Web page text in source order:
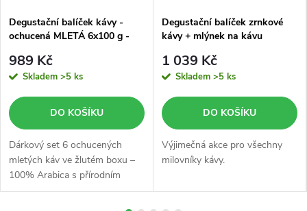
d
i
n
Degustační balíček kávy -
ochucená MLETÁ 6x100 g -
989 Kč
Skladem >5 ks
DO KOŠÍKU
Dárkový set 6 ochucených
mletých káv ve žlutém boxu –
100% Arabica s přírodním
aroma, 6× 100 g. Šest příchutí,
Degustační balíček zrnkové
kávy + mlýnek na kávu
1 039 Kč
Skladem >5 ks
DO KOŠÍKU
Výjimečná akce pro všechny
milovníky kávy.